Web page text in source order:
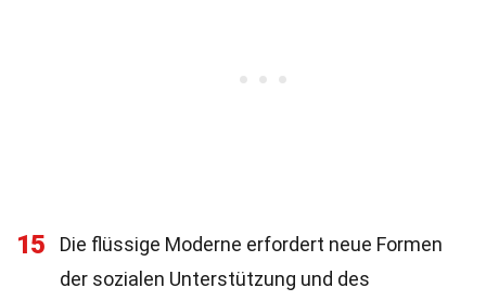
15
Die flüssige Moderne erfordert neue Formen
der sozialen Unterstützung und des